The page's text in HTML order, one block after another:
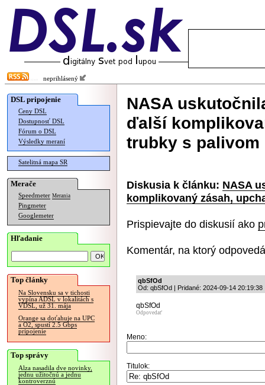
neprihlásený
DSL pripojenie
Ceny DSL
Dostupnosť DSL
Fórum o DSL
Výsledky meraní
Satelitná mapa SR
Merače
Speedmeter Merania
Pingmeter
Googlemeter
Hľadanie
Top články
Na Slovensku sa v tichosti
vypína ADSL v lokalitách s
VDSL, už 31. mája
Orange sa doťahuje na UPC
a O2, spustí 2.5 Gbps
pripojenie
Top správy
Alza nasadila dve novinky,
jednu užitočnú a jednu
kontroverznú
NASA
ďalší
trubky s palivom
Diskusia k článku: NASA
komplikovaný zásah,
Prispievajte do diskusií ako
Komentár, na ktorý
qbSfOd
Od: qbSfOd | Pridané: 2024-09-14 20:19:38
qbSfOd
Odpovedať
Meno:
Titulok: